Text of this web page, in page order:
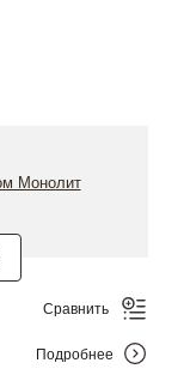
Сравнить
Подробнее